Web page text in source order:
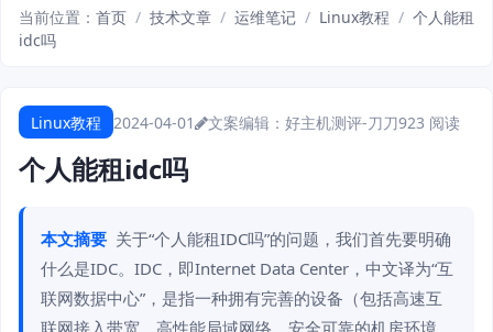
当前位置： 首页 / 技术文章 / 运维笔记 / Linux教程 / 个人能租
idc吗
Linux教程 2024-04-01 文案编辑：好主机测评-刀刀923 阅读
个人能租idc吗
本文摘要 关于“个人能租IDC吗”的问题，我们首先要明确
什么是IDC。IDC，即Internet Data Center，中文译为“互
联网数据中心”，是指一种拥有完善的设备（包括高速互
联网接入带宽、高性能局域网络、安全可靠的机房环境